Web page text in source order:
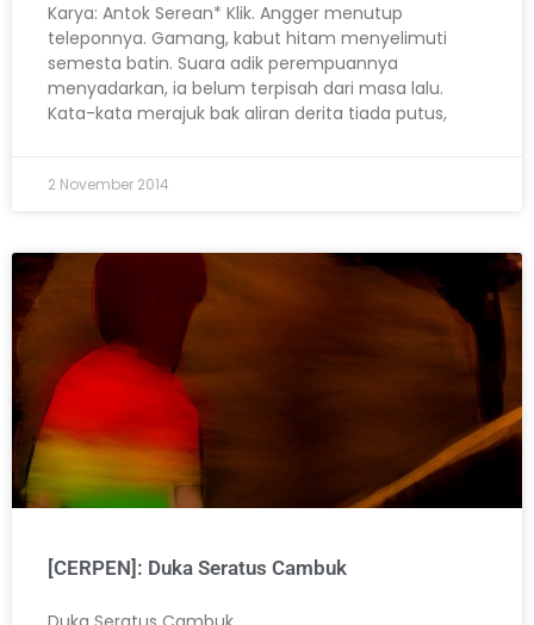
Karya: Antok Serean* Klik. Angger menutup
teleponnya. Gamang, kabut hitam menyelimuti
semesta batin. Suara adik perempuannya
menyadarkan, ia belum terpisah dari masa lalu.
Kata-kata merajuk bak aliran derita tiada putus,
2 November 2014
[CERPEN]: Duka Seratus Cambuk